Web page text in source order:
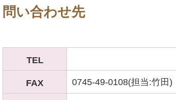
問い合わせ先
TEL
FAX 0745-49-0108(担当:竹田)